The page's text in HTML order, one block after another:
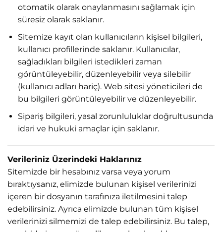
otomatik olarak onaylanmasını sağlamak için
süresiz olarak saklanır.
Sitemize kayıt olan kullanıcıların kişisel bilgileri,
kullanıcı profillerinde saklanır. Kullanıcılar,
sağladıkları bilgileri istedikleri zaman
görüntüleyebilir, düzenleyebilir veya silebilir
(kullanıcı adları hariç). Web sitesi yöneticileri de
bu bilgileri görüntüleyebilir ve düzenleyebilir.
Sipariş bilgileri, yasal zorunluluklar doğrultusunda
idari ve hukuki amaçlar için saklanır.
Verileriniz Üzerindeki Haklarınız
Sitemizde bir hesabınız varsa veya yorum
bıraktıysanız, elimizde bulunan kişisel verilerinizi
içeren bir dosyanın tarafınıza iletilmesini talep
edebilirsiniz. Ayrıca elimizde bulunan tüm kişisel
verilerinizi silmemizi de talep edebilirsiniz. Bu talep,